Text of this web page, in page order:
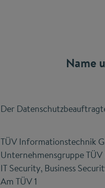
Name
Der
TÜV Informationstechnik
Unternehmensgruppe
IT Security, Business
Am TÜV 1